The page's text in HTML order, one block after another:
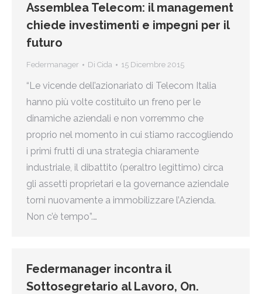
Assemblea Telecom: il management
chiede investimenti e impegni per il
futuro
Federmanager Di Cida 15 Dicembre 2015
“Le vicende dell’azionariato di Telecom Italia
hanno più volte costituito un freno per le
dinamiche aziendali e non vorremmo che
proprio nel momento in cui stiamo raccogliendo
i primi frutti di una strategia chiaramente
industriale, il dibattito (peraltro legittimo) circa
gli assetti proprietari e la governance aziendale
torni nuovamente a immobilizzare l’Azienda.
Non c’è tempo”.…
Federmanager incontra il
Sottosegretario al Lavoro, On.